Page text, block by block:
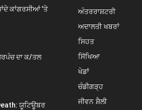
ਕਾਂਗਰਸੀਆਂ ’ਤੇ
ਦਾ ਕ/ਤਲ
ਯੂਟਿਊਬਰ
ਅੰਤਰਰਾਸ਼ਟਰੀ
ਅਦਾਲਤੀ ਖਬਰਾਂ
ਸਿਹਤ
ਸਿੱਖਿਆ
ਖੇਡਾਂ
ਚੰਡੀਗੜ੍ਹ
ਜੀਵਨ ਸ਼ੈਲੀ